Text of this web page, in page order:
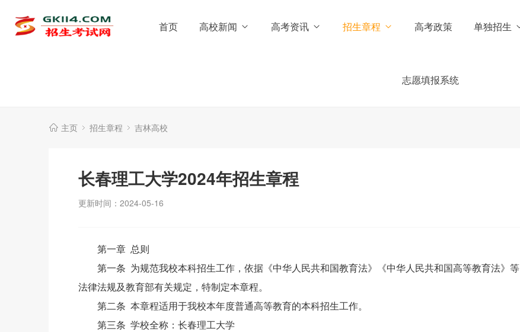
首页 高校新闻 高考资讯 招生章程 高考政策 单独招生
志愿填报系统
主页 招生章程 吉林高校
长春理工大学2024年招生章程
更新时间：2024-05-16
第一章 总则
第一条 为规范我校本科招生工作，依据《中华人民共和国教育法》《中华人民共和国高等教育法》等
法律法规及教育部有关规定，特制定本章程。
第二条 本章程适用于我校本年度普通高等教育的本科招生工作。
第三条 学校全称：长春理工大学